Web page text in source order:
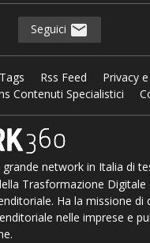
Seguici
Tags Rss Feed
Privacy
Contenuti Specialistici
network in Italia di
Trasformazione Digitale
Ha la missione di
nelle imprese e